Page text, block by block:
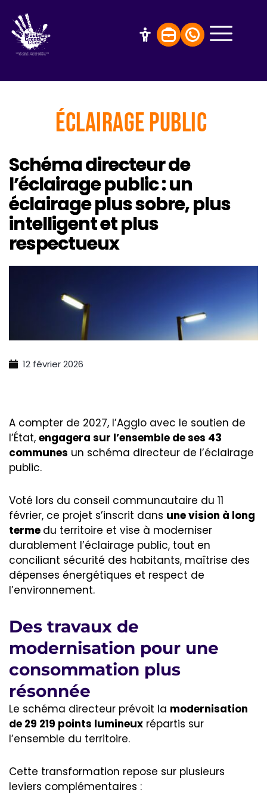
Éclairage public
Schéma directeur de
l’éclairage public : un
éclairage plus sobre, plus
intelligent et plus
respectueux
12 février 2026
A compter de 2027, l’Agglo avec le soutien de
l’État, engagera sur l’ensemble de ses 43
communes un schéma directeur de l’éclairage
public.
Voté lors du conseil communautaire du 11
février, ce projet s’inscrit dans une vision à long
terme du territoire et vise à moderniser
durablement l’éclairage public, tout en
conciliant sécurité des habitants, maîtrise des
dépenses énergétiques et respect de
l’environnement.
Des travaux de
modernisation pour une
consommation plus
résonnée
Le schéma directeur prévoit la modernisation
de 29 219 points lumineux répartis sur
l’ensemble du territoire.
Cette transformation repose sur plusieurs
leviers complémentaires :